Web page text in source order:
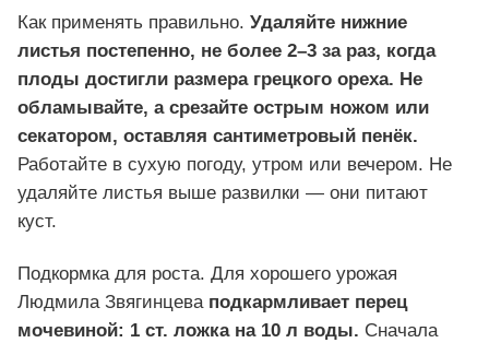
Как применять правильно. Удаляйте нижние
листья постепенно, не более 2–3 за раз, когда
плоды достигли размера грецкого ореха. Не
обламывайте, а срезайте острым ножом или
секатором, оставляя сантиметровый пенёк.
Работайте в сухую погоду, утром или вечером. Не
удаляйте листья выше развилки — они питают
куст.
Подкормка для роста. Для хорошего урожая
Людмила Звягинцева подкармливает перец
мочевиной: 1 ст. ложка на 10 л воды. Сначала